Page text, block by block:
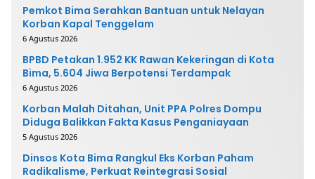
Pemkot Bima Serahkan Bantuan untuk Nelayan
Korban Kapal Tenggelam
6 Agustus 2026
BPBD Petakan 1.952 KK Rawan Kekeringan di Kota
Bima, 5.604 Jiwa Berpotensi Terdampak
6 Agustus 2026
Korban Malah Ditahan, Unit PPA Polres Dompu
Diduga Balikkan Fakta Kasus Penganiayaan
5 Agustus 2026
Dinsos Kota Bima Rangkul Eks Korban Paham
Radikalisme, Perkuat Reintegrasi Sosial